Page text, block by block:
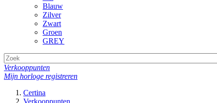
Blauw
Zilver
Zwart
Groen
GREY
Verkooppunten
Mijn horloge registreren
Certina
Verkooppunten